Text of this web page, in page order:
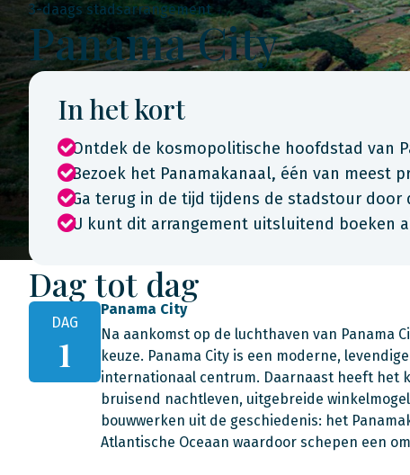
3-daags stadsarrangement
Panama City
In het kort
Ontdek de kosmopolitische hoofdstad van
Bezoek het Panamakanaal, één van meest
Ga terug in de tijd tijdens de stadstour door
U kunt dit arrangement uitsluitend boeken
Dag tot dag
DAG
1
Panama City
Na aankomst op de luchthaven van Panama
keuze. Panama City is een moderne,
internationaal centrum. Daarnaast heeft het
bruisend nachtleven, uitgebreide
bouwwerken uit de geschiedenis: het
Atlantische Oceaan waardoor schepen een